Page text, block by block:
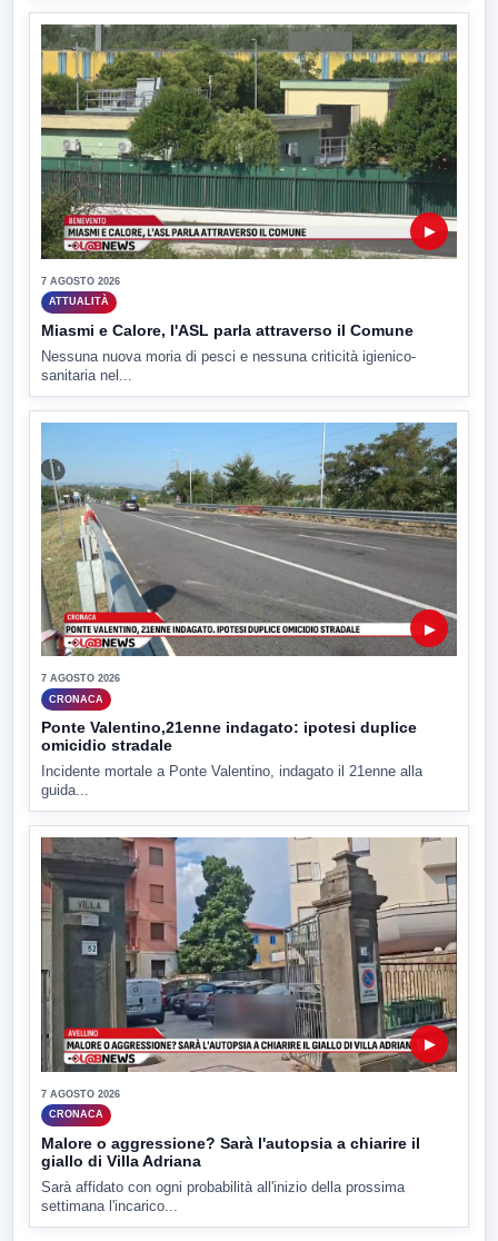
▶
7 AGOSTO 2026
ATTUALITÀ
Miasmi e Calore, l'ASL parla attraverso il Comune
Nessuna nuova moria di pesci e nessuna criticità igienico-
sanitaria nel...
▶
7 AGOSTO 2026
CRONACA
Ponte Valentino,21enne indagato: ipotesi duplice
omicidio stradale
Incidente mortale a Ponte Valentino, indagato il 21enne alla
guida...
▶
7 AGOSTO 2026
CRONACA
Malore o aggressione? Sarà l'autopsia a chiarire il
giallo di Villa Adriana
Sarà affidato con ogni probabilità all'inizio della prossima
settimana l'incarico...